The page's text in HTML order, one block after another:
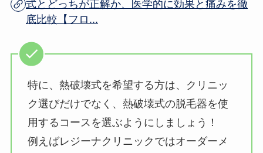
式とどっちが正解か、医学的に効果と痛みを徹
底比較【フロ...
特に、熱破壊式を希望する方は、クリニッ
ク選びだけでなく、熱破壊式の脱毛器を使
用するコースを選ぶようにしましょう！
例えばレジーナクリニックではオーダーメ